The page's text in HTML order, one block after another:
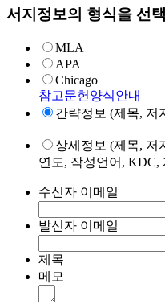
서지정보의 형식을 선
MLA
APA
Chicago
참고문헌양식안내
간략정보 (제목, 저
상세정보 (제목, 저
연도, 작성언어, KDC,
수신자 이메일
발신자 이메일
제목
메모